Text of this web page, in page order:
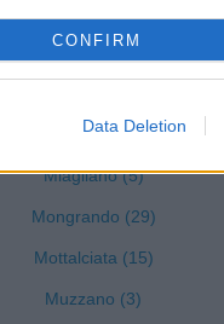
CONFIRM
Data Deletion
Magnano (6)
Masserano (40)
Miagliano (5)
Mongrando (29)
Mottalciata (15)
Muzzano (3)